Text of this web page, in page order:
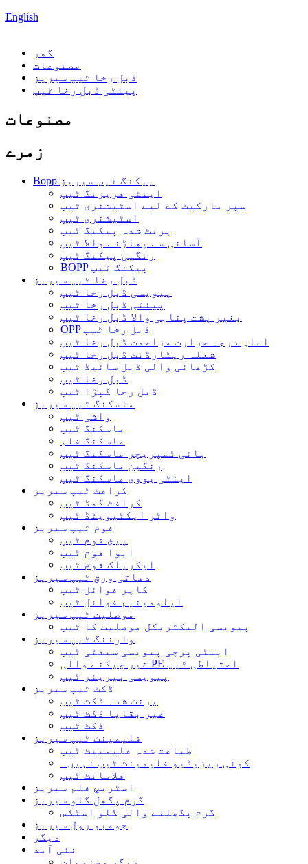
English
گھر
مصنوعات
ڈبل رخا ٹیپ سیریز
پیئٹی ڈبل رخا ٹیپ
مصنوعات
زمرے
Bopp پیکنگ ٹیپ سیریز
اینٹی فریزنگ ٹیپ
سپر مارکیٹ کے لیے اسٹیشنری ٹیپ
اسٹیشنری ٹیپ
پرنٹ شدہ پیکنگ ٹیپ
آسانی سے پھاڑنے والا ٹیپ
رنگین پیکنگ ٹیپ
BOPP پیکنگ ٹیپ
ڈبل رخا ٹیپ سیریز
پیویسی ڈبل رخا ٹیپ
پیئٹی ڈبل رخا ٹیپ
بغیر پشت پناہی والا ڈبل ​​رخا ٹیپ
OPP ڈبل رخا ٹیپ
اعلی درجہ حرارت مزاحمت ڈبل رخا ٹیپ
شعلہ ریٹارڈنٹ ڈبل رخا ٹیپ
کڑھائی والی ڈبل سائیڈ ٹیپ
ڈبل رخا ٹیپ
ڈبل رخا کپڑا ٹیپ
ماسکنگ ٹیپ سیریز
واشی ٹیپ
ماسکنگ ٹیپ
ماسکنگ فلم
ہائی ٹمپریچر ماسکنگ ٹیپ
رنگین ماسکنگ ٹیپ
اینٹی یووی ماسکنگ ٹیپ
کرافٹ ٹیپ سیریز
کرافٹ گمڈ ٹیپ
واٹر ایکٹیویٹڈ ٹیپ
فوم ٹیپ سیریز
پیئ فوم ٹیپ
ایوا فوم ٹیپ
ایکریلک فوم ٹیپ
دھاتی ورق ٹیپ سیریز
کاپر فوائل ٹیپ
ایلومینیم فوائل ٹیپ
موصلیت ٹیپ سیریز
پیویسی الیکٹریکل موصلیت کا ٹیپ
وارننگ ٹیپ سیریز
اینٹی پرچی پیویسی سیفٹی ٹیپ
غیر چپکنے والی PE احتیاطی ٹیپ
پیویسی بیریئر ٹیپ
ڈکٹ ٹیپ سیریز
پرنٹ شدہ ڈکٹ ٹیپ
غیر بقایا ڈکٹ ٹیپ
ڈکٹ ٹیپ
فلیمینٹ ٹیپ سیریز
طباعت شدہ فلیمینٹ ٹیپ
کوئی ریزیڈیو فلیمینٹ ٹیپ نہیں۔
فلامانٹ ٹیپ
اسٹریچ فلم سیریز
گرم پگھل گلو سیریز
گرم پگھلنے والی گلو اسٹکس
جومبو رول سیریز
دیگر
نئی آمد
دیگر مصنوعات